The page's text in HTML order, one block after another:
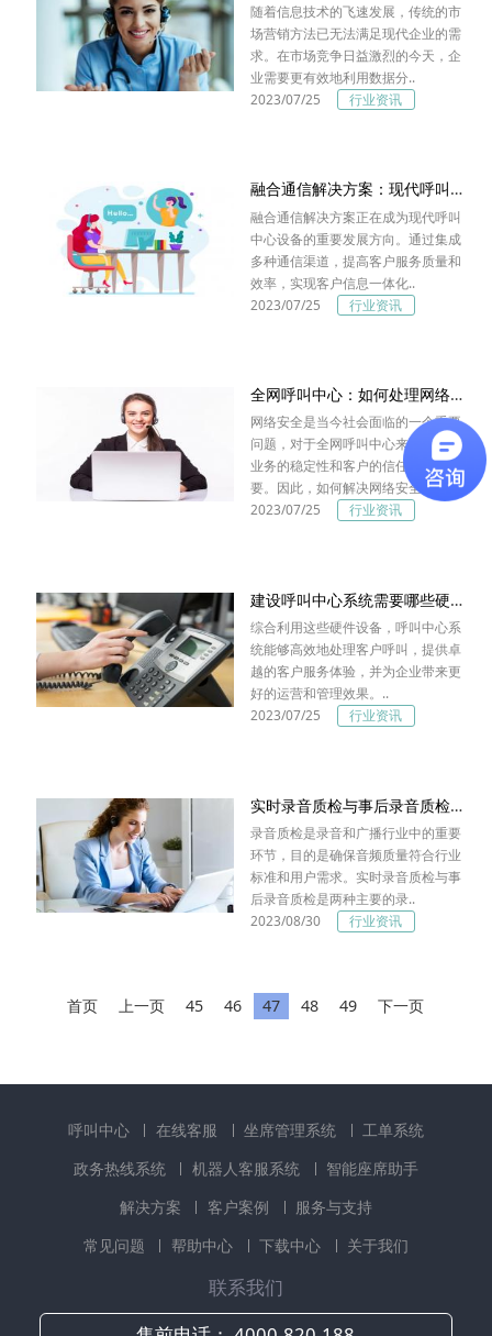
随着信息技术的飞速发展，传统的市
场营销方法已无法满足现代企业的需
求。在市场竞争日益激烈的今天，企
业需要更有效地利用数据分..
2023/07/25
行业资讯
融合通信解决方案：现代呼叫中心设备的集成与互联
融合通信解决方案正在成为现代呼叫
中心设备的重要发展方向。通过集成
多种通信渠道，提高客户服务质量和
效率，实现客户信息一体化..
2023/07/25
行业资讯
全网呼叫中心：如何处理网络安全问题？
网络安全是当今社会面临的一个重要
问题，对于全网呼叫中心来说，保持
业务的稳定性和客户的信任至关重
要。因此，如何解决网络安全..
2023/07/25
行业资讯
建设呼叫中心系统需要哪些硬件设备
综合利用这些硬件设备，呼叫中心系
统能够高效地处理客户呼叫，提供卓
越的客户服务体验，并为企业带来更
好的运营和管理效果。..
2023/07/25
行业资讯
实时录音质检与事后录音质检的区别？
录音质检是录音和广播行业中的重要
环节，目的是确保音频质量符合行业
标准和用户需求。实时录音质检与事
后录音质检是两种主要的录..
2023/08/30
行业资讯
首页 上一页 45 46 47 48 49 下一页
呼叫中心 在线客服 坐席管理系统
工单系统
政务热线系统
机器人客服系统
智能座席助手
解决方案
客户案例
服务与支持
常见问题
帮助中心 下载中心 关于我们
联系我们